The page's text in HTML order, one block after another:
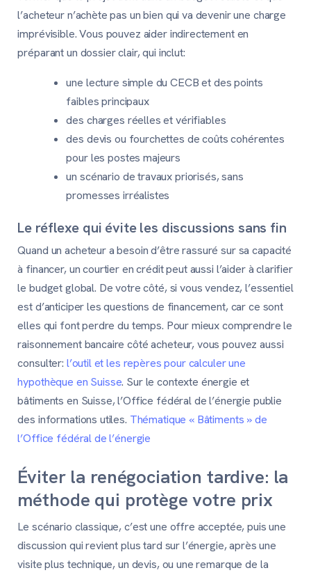
l’acheteur n’achète pas un bien qui va devenir une charge
imprévisible. Vous pouvez aider indirectement en
préparant un dossier clair, qui inclut:
une lecture simple du CECB et des points
faibles principaux
des charges réelles et vérifiables
des devis ou fourchettes de coûts cohérentes
pour les postes majeurs
un scénario de travaux priorisés, sans
promesses irréalistes
Le réflexe qui évite les discussions sans fin
Quand un acheteur a besoin d’être rassuré sur sa capacité
à financer, un courtier en crédit peut aussi l’aider à clarifier
le budget global. De votre côté, si vous vendez, l’essentiel
est d’anticiper les questions de financement, car ce sont
elles qui font perdre du temps. Pour mieux comprendre le
raisonnement bancaire côté acheteur, vous pouvez aussi
consulter: l’outil et les repères pour calculer une
hypothèque en Suisse. Sur le contexte énergie et
bâtiments en Suisse, l’Office fédéral de l’énergie publie
des informations utiles. Thématique « Bâtiments » de
l’Office fédéral de l’énergie
Éviter la renégociation tardive: la
méthode qui protège votre prix
Le scénario classique, c’est une offre acceptée, puis une
discussion qui revient plus tard sur l’énergie, après une
visite plus technique, un devis, ou une remarque de la